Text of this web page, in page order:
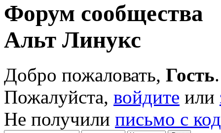
Форум сообщества
Альт Линукс
Добро пожаловать, Гость.
Пожалуйста, войдите или
Не получили письмо с